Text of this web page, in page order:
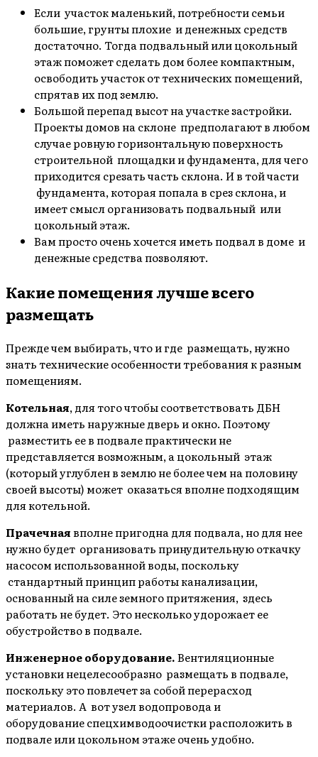
Если участок маленький, потребности семьи
большие, грунты плохие и денежных средств
достаточно. Тогда подвальный или цокольный
этаж поможет сделать дом более компактным,
освободить участок от технических помещений,
спрятав их под землю.
Большой перепад высот на участке застройки.
Проекты домов на склоне предполагают в любом
случае ровную горизонтальную поверхность
строительной площадки и фундамента, для чего
приходится срезать часть склона. И в той части
фундамента, которая попала в срез склона, и
имеет смысл организовать подвальный или
цокольный этаж.
Вам просто очень хочется иметь подвал в доме и
денежные средства позволяют.
Какие помещения лучше всего
размещать
Прежде чем выбирать, что и где размещать, нужно
знать технические особенности требования к разным
помещениям.
Котельная, для того чтобы соответствовать ДБН
должна иметь наружные дверь и окно. Поэтому
разместить ее в подвале практически не
представляется возможным, а цокольный этаж
(который углублен в землю не более чем на половину
своей высоты) может оказаться вполне подходящим
для котельной.
Прачечная вполне пригодна для подвала, но для нее
нужно будет организовать принудительную откачку
насосом использованной воды, поскольку
стандартный принцип работы канализации,
основанный на силе земного притяжения, здесь
работать не будет. Это несколько удорожает ее
обустройство в подвале.
Инженерное оборудование.Вентиляционные
установки нецелесообразно размещать в подвале,
поскольку это повлечет за собой перерасход
материалов. А вот узел водопровода и
оборудование спецхимводоочистки расположить в
подвале или цокольном этаже очень удобно.